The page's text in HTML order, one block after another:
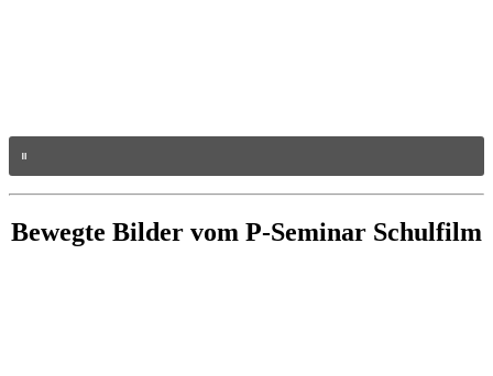
Bewegte Bilder vom P-Seminar Schulfilm